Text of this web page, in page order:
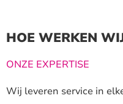
HOE WERKEN
ONZE EXPERTISE
Wij leveren service in